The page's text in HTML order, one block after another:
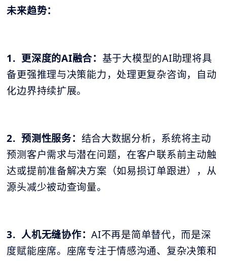
未来趋势：
1. 更深度的AI融合： 基于大模型的AI助理将具
备更强推理与决策能力，处理更复杂咨询，自动
化边界持续扩展。
2. 预测性服务： 结合大数据分析，系统将主动
预测客户需求与潜在问题，在客户联系前主动触
达或提前准备解决方案（如易损订单跟进），从
源头减少被动查询量。
3. 人机无缝协作：AI不再是简单替代，而是深
度赋能座席。座席专注于情感沟通、复杂决策和